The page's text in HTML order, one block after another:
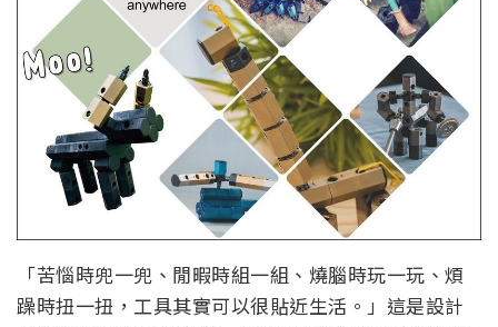
「苦惱時兜一兜、閒暇時組一組、燒腦時玩一玩、煩
躁時扭一扭，工具其實可以很貼近生活。」這是設計